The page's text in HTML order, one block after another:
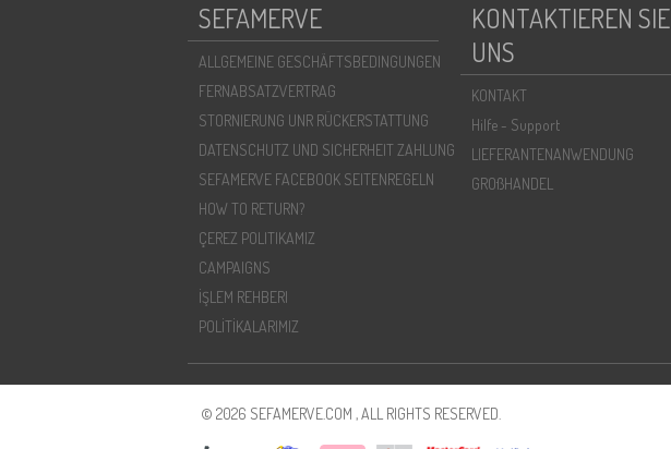
SEFAMERVE
ALLGEMEINE GESCHÄFTSBEDINGUNGEN
FERNABSATZVERTRAG
STORNIERUNG UNR RÜCKERSTATTUNG
DATENSCHUTZ UND SICHERHEIT ZAHLUNG
SEFAMERVE FACEBOOK SEITENREGELN
HOW TO RETURN?
ÇEREZ POLITIKAMIZ
CAMPAIGNS
İŞLEM REHBERI
POLİTİKALARIMIZ
KONTAKTIEREN SIE
UNS
KONTAKT
Hilfe - Support
LIEFERANTENANWENDUNG
GROßHANDEL
© 2026 SEFAMERVE.COM , ALL RIGHTS RESERVED.